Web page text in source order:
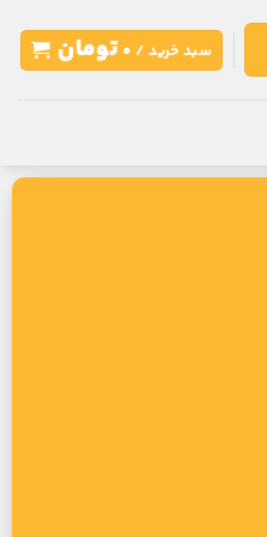
سبد خرید / 0 تومان